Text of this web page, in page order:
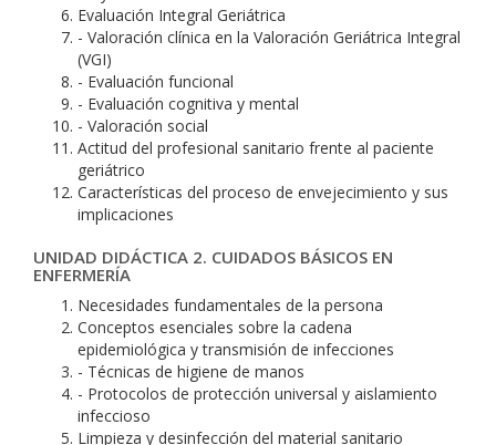
Evaluación Integral Geriátrica
- Valoración clínica en la Valoración Geriátrica Integral
(VGI)
- Evaluación funcional
- Evaluación cognitiva y mental
- Valoración social
Actitud del profesional sanitario frente al paciente
geriátrico
Características del proceso de envejecimiento y sus
implicaciones
UNIDAD DIDÁCTICA 2. CUIDADOS BÁSICOS EN
ENFERMERÍA
Necesidades fundamentales de la persona
Conceptos esenciales sobre la cadena
epidemiológica y transmisión de infecciones
- Técnicas de higiene de manos
- Protocolos de protección universal y aislamiento
infeccioso
Limpieza y desinfección del material sanitario